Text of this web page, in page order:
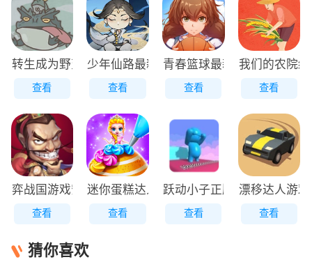
转生成为野蛮人正版
查看
少年仙路最新版
查看
青春篮球最新版
查看
我们的农院
查看
弈战国游戏安装包
查看
迷你蛋糕达人原版
查看
跃动小子正版
查看
漂移达人游
查看
猜你喜欢